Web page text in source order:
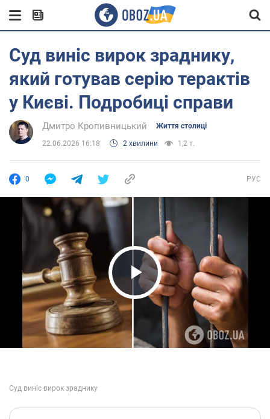
Суд виніс вирок зраднику,
який готував серію терактів
у Києві. Подробиці справи
Дмитро Кропивницький Життя столиці
22.06.2026 16:18 2 хвилини 1,2 т.
0 РУС
Play Video